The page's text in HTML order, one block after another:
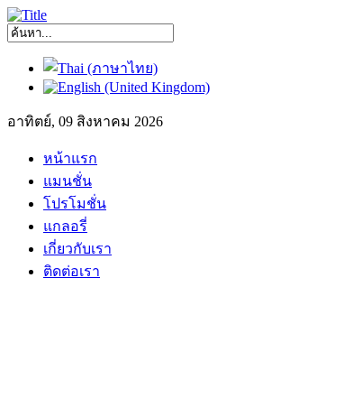
อาทิตย์, 09 สิงหาคม 2026
หน้าแรก
แมนชั่น
โปรโมชั่น
แกลอรี่
เกี่ยวกับเรา
ติดต่อเรา